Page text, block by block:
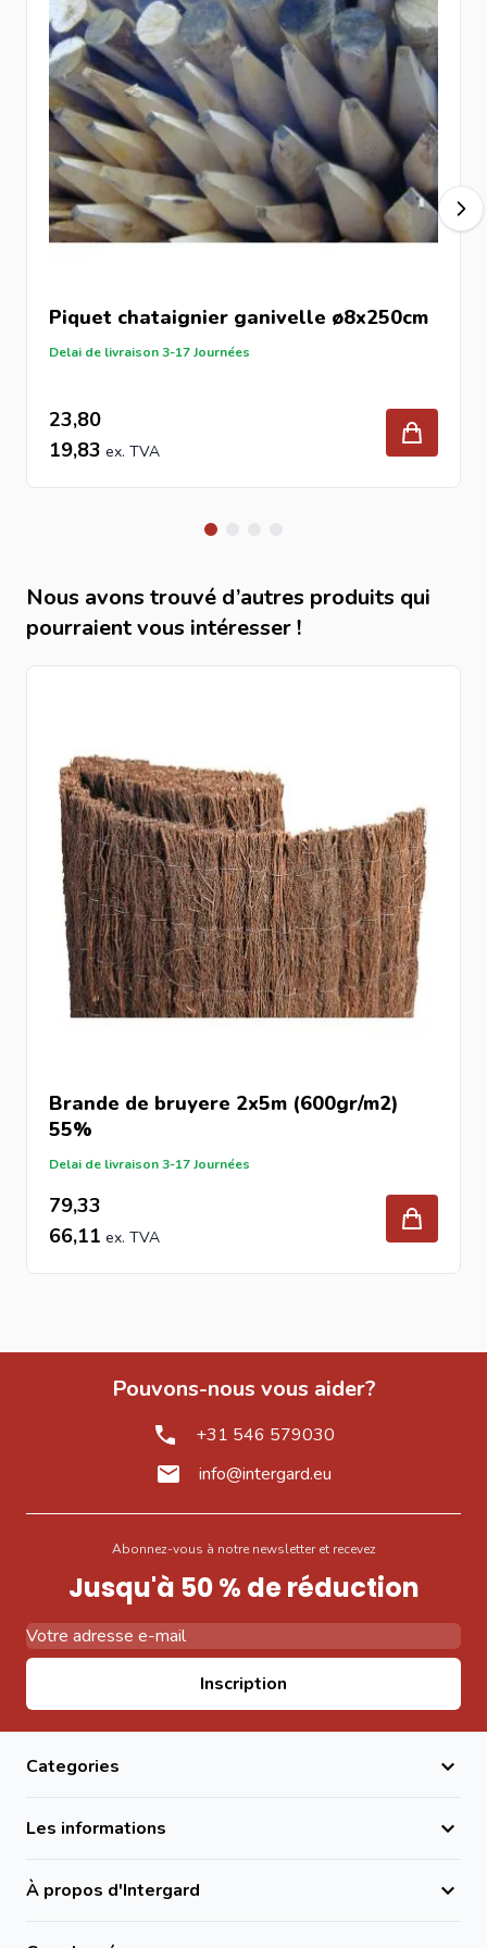
Prix
Bas prix
Acheter la ganivelle Châtaignier 1,8x5m chez
Intergard ?
Commandez facilement en ligne et profitez d’une clôture
naturelle, robuste et durable, idéale pour votre jardin ou
parcelle.
Piquet chataignier ganivelle ø8x250cm
Delai de livraison 3-17 Journées
23,80
19,83
Nous avons trouvé d’autres produits qui
pourraient vous intéresser !
Brande de bruyere 2x5m (600gr/m2)
55%
Delai de livraison 3-17 Journées
79,33
66,11
Pouvons-nous vous aider?
+31 546 579030
info@intergard.eu
Abonnez-vous à notre newsletter et recevez
Jusqu'à 50 % de réduction
Inscription
Categories
Les informations
À propos d'Intergard